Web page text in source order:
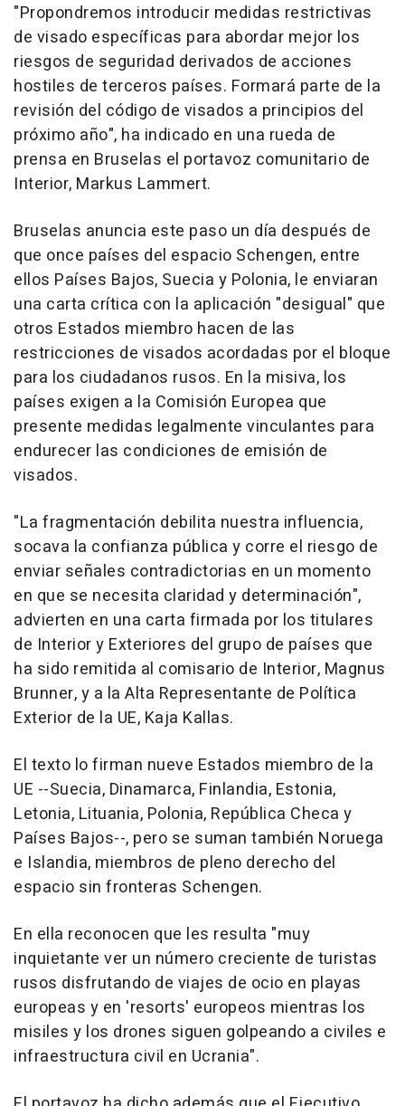
"Propondremos introducir medidas restrictivas
de visado específicas para abordar mejor los
riesgos de seguridad derivados de acciones
hostiles de terceros países. Formará parte de la
revisión del código de visados a principios del
próximo año", ha indicado en una rueda de
prensa en Bruselas el portavoz comunitario de
Interior, Markus Lammert.
Bruselas anuncia este paso un día después de
que once países del espacio Schengen, entre
ellos Países Bajos, Suecia y Polonia, le enviaran
una carta crítica con la aplicación "desigual" que
otros Estados miembro hacen de las
restricciones de visados acordadas por el bloque
para los ciudadanos rusos. En la misiva, los
países exigen a la Comisión Europea que
presente medidas legalmente vinculantes para
endurecer las condiciones de emisión de
visados.
"La fragmentación debilita nuestra influencia,
socava la confianza pública y corre el riesgo de
enviar señales contradictorias en un momento
en que se necesita claridad y determinación",
advierten en una carta firmada por los titulares
de Interior y Exteriores del grupo de países que
ha sido remitida al comisario de Interior, Magnus
Brunner, y a la Alta Representante de Política
Exterior de la UE, Kaja Kallas.
El texto lo firman nueve Estados miembro de la
UE --Suecia, Dinamarca, Finlandia, Estonia,
Letonia, Lituania, Polonia, República Checa y
Países Bajos--, pero se suman también Noruega
e Islandia, miembros de pleno derecho del
espacio sin fronteras Schengen.
En ella reconocen que les resulta "muy
inquietante ver un número creciente de turistas
rusos disfrutando de viajes de ocio en playas
europeas y en 'resorts' europeos mientras los
misiles y los drones siguen golpeando a civiles e
infraestructura civil en Ucrania".